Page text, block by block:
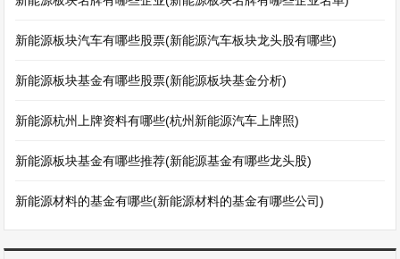
新能源板块汽车有哪些股票(新能源汽车板块龙头股有哪些)
新能源板块基金有哪些股票(新能源板块基金分析)
新能源杭州上牌资料有哪些(杭州新能源汽车上牌照)
新能源板块基金有哪些推荐(新能源基金有哪些龙头股)
新能源材料的基金有哪些(新能源材料的基金有哪些公司)